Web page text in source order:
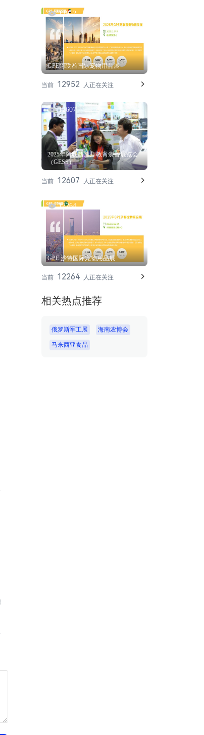
12952
GPE阿联酋国际宠物用品展
当前 12952 人正在关注
12607
2025年阿联酋迪拜教育装备展览会
（GESS）
当前 12607 人正在关注
12264
GPE 沙特国际宠物用品展
当前 12264 人正在关注
相关热点推荐
俄罗斯军工展 海南农博会
马来西亚食品